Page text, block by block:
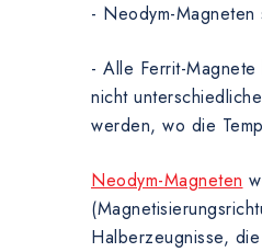
- Neodym-Magneten
- Alle Ferrit-
nicht
werden, wo die
Neodym-Magneten
Halberzeugnisse,